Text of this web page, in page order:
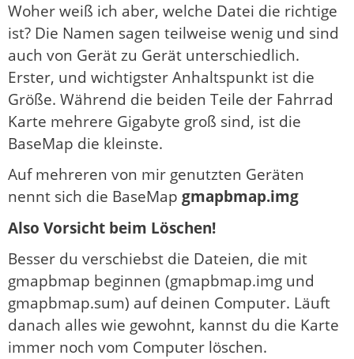
Woher weiß ich aber, welche Datei die richtige
ist? Die Namen sagen teilweise wenig und sind
auch von Gerät zu Gerät unterschiedlich.
Erster, und wichtigster Anhaltspunkt ist die
Größe. Während die beiden Teile der Fahrrad
Karte mehrere Gigabyte groß sind, ist die
BaseMap die kleinste.
Auf mehreren von mir genutzten Geräten
nennt sich die BaseMap gmapbmap.img
Also Vorsicht beim Löschen!
Besser du verschiebst die Dateien, die mit
gmapbmap beginnen (gmapbmap.img und
gmapbmap.sum) auf deinen Computer. Läuft
danach alles wie gewohnt, kannst du die Karte
immer noch vom Computer löschen.